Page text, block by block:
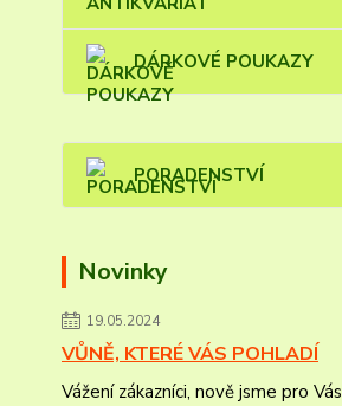
DÁRKOVÉ POUKAZY
PORADENSTVÍ
Novinky
19.05.2024
VŮNĚ, KTERÉ VÁS POHLADÍ
Vážení zákazníci, nově jsme pro Vás